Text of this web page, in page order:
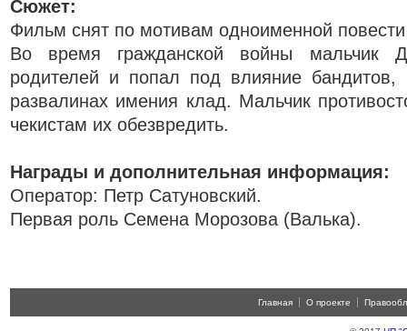
Сюжет:
Фильм снят по мотивам одноименной
Во время гражданской войны мальчик
родителей и попал под влияние
развалинах имения клад. Мальчик
чекистам их обезвредить.
Награды и дополнительная информация:
Оператор: Петр Сатуновский.
Первая роль Семена Морозова (Валька).
Главная О проекте